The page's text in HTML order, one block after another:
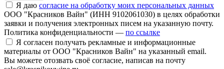
Я даю согласие на обработку моих персональных данных
ООО "Красников Вайн" (ИНН 9102061030) в целях обработки
заявки и получения электронных писем на указанную почту.
Политика конфиденциальности — по ссылке
Я согласен получать рекламные и информационные
материалы от ООО "Красников Вайн" на указанный email.
Вы можете отозвать своё согласие, написав на почту